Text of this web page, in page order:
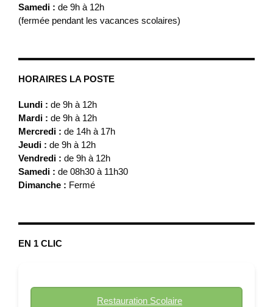
Samedi : de 9h à 12h
(fermée pendant les vacances scolaires)
HORAIRES LA POSTE
Lundi : de 9h à 12h
Mardi : de 9h à 12h
Mercredi : de 14h à 17h
Jeudi : de 9h à 12h
Vendredi : de 9h à 12h
Samedi : de 08h30 à 11h30
Dimanche : Fermé
EN 1 CLIC
Restauration Scolaire